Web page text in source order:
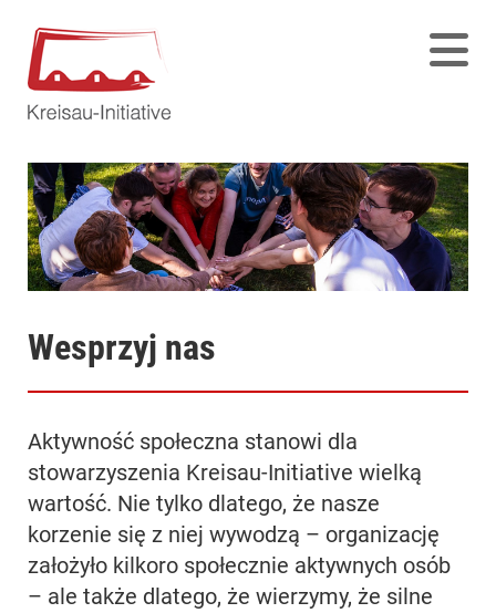
Wesprzyj nas
Aktywność społeczna stanowi dla
stowarzyszenia Kreisau-Initiative wielką
wartość. Nie tylko dlatego, że nasze
korzenie się z niej wywodzą – organizację
założyło kilkoro społecznie aktywnych osób
– ale także dlatego, że wierzymy, że silne